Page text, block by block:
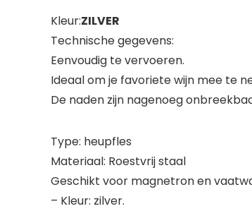
Kleur:ZILVER
Technische gegevens:
Eenvoudig te vervoeren.
Ideaal om je favoriete wijn mee te
De naden zijn nagenoeg
Type: heupfles
Materiaal: Roestvrij staal
Geschikt voor magnetron en
– Kleur: zilver.